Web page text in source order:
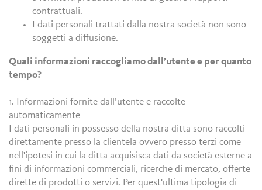
contrattuali.
I dati personali trattati dalla nostra società non sono
soggetti a diffusione.
Quali informazioni raccogliamo dall’utente e per quanto
tempo?
1. Informazioni fornite dall’utente e raccolte
automaticamente
I dati personali in possesso della nostra ditta sono raccolti
direttamente presso la clientela ovvero presso terzi come
nell'ipotesi in cui la ditta acquisisca dati da società esterne a
fini di informazioni commerciali, ricerche di mercato, offerte
dirette di prodotti o servizi. Per quest'ultima tipologia di